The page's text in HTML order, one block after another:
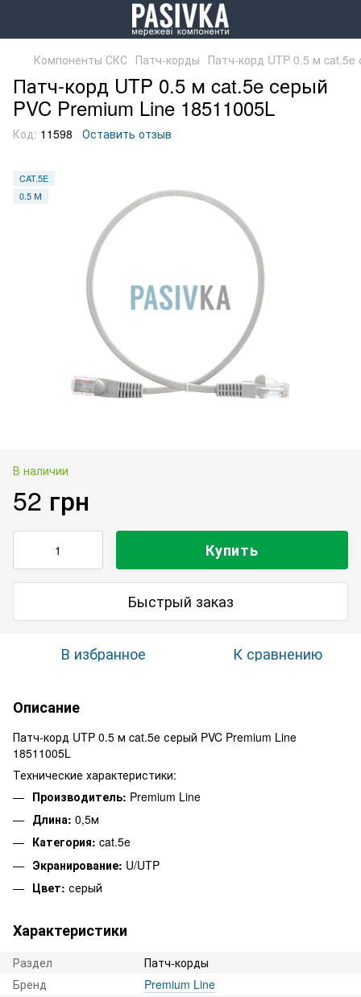
Компоненты СКС Патч-корды Патч-корд UTP 0.5 м cat.5e
Патч-корд UTP 0.5 м cat.5e серый
PVC Premium Line 18511005L
Код: 11598 Оставить отзыв
CAT.5E
0.5 М
В наличии
52 грн
Купить
Быстрый заказ
В избранное К сравнению
Описание
Патч-корд UTP 0.5 м cat.5e серый PVC Premium Line
18511005L
Технические характеристики:
Производитель: Premium Line
Длина: 0,5м
Категория: cat.5e
Экранирование: U/UTP
Цвет: серый
Характеристики
Раздел
Патч-корды
Бренд
Premium Line